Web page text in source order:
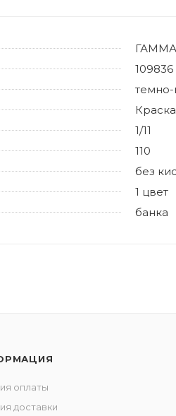
ГАММА
109836
1/11
110
без
1 цвет
банка
оплаты
доставки